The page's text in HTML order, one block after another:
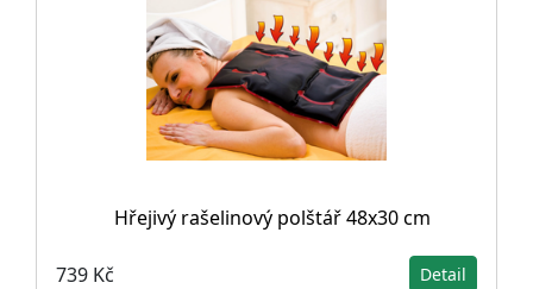
Hřejivý rašelinový polštář 48x30 cm
739 Kč Detail